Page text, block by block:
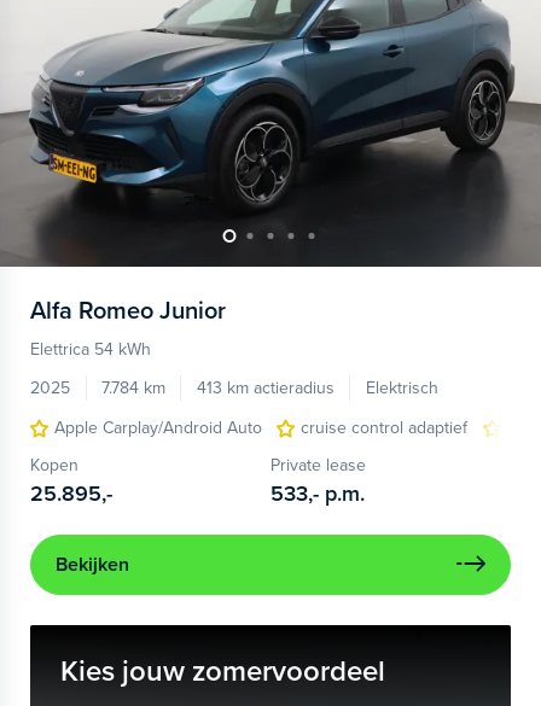
Alfa Romeo Junior
Elettrica 54 kWh
2025
7.784 km 413 km actieradius
Elektrisch
Apple Carplay/Android Auto
cruise control adaptief
Kopen
25.895,-
Private lease
533,- p.m.
Bekijken
Kies jouw zomervoordeel